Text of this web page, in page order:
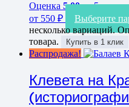
Оценка 5.00из 5
от 550 ₽ Выберите
несколько вариаций.
товара.
Купить в 1 клик
Распродажа!
Клевета на